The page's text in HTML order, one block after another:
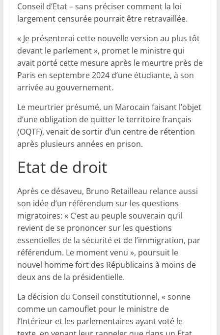
Conseil d’Etat – sans préciser comment la loi
largement censurée pourrait être retravaillée.
« Je présenterai cette nouvelle version au plus tôt
devant le parlement », promet le ministre qui
avait porté cette mesure après le meurtre près de
Paris en septembre 2024 d’une étudiante, à son
arrivée au gouvernement.
Le meurtrier présumé, un Marocain faisant l’objet
d’une obligation de quitter le territoire français
(OQTF), venait de sortir d’un centre de rétention
après plusieurs années en prison.
Etat de droit
Après ce désaveu, Bruno Retailleau relance aussi
son idée d’un référendum sur les questions
migratoires: « C’est au peuple souverain qu’il
revient de se prononcer sur les questions
essentielles de la sécurité et de l’immigration, par
référendum. Le moment venu », poursuit le
nouvel homme fort des Républicains à moins de
deux ans de la présidentielle.
La décision du Conseil constitutionnel, « sonne
comme un camouflet pour le ministre de
l’Intérieur et les parlementaires ayant voté le